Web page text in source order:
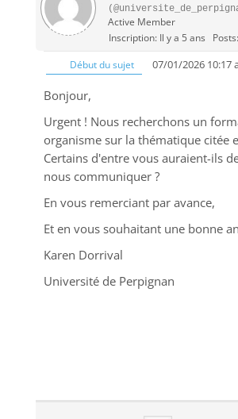
Active Member
Inscription: Il y a 5 ans
Début du sujet
07/01/2026 10:17
Bonjour,
Urgent ! Nous recherchons un
organisme sur la thématique citée
Certains d'entre vous auraient-ils
nous communiquer ?
En vous remerciant par avance,
Et en vous souhaitant une bonne
Karen Dorrival
Université de Perpignan